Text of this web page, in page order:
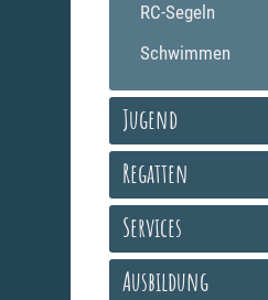
RC-Segeln
Schwimmen
Jugend
Regatten
Services
Ausbildung